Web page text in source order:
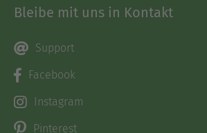
Bleibe mit uns in Kontakt
Support
Facebook
Instagram
Pinterest